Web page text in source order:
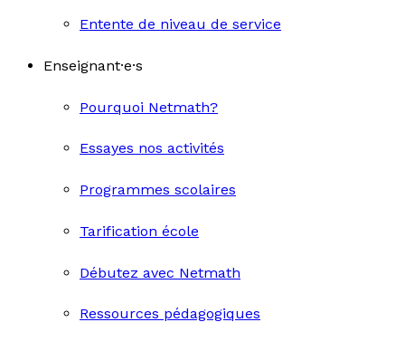
Entente de niveau de service
Enseignant·e·s
Pourquoi Netmath?
Essayes nos activités
Programmes scolaires
Tarification école
Débutez avec Netmath
Ressources pédagogiques